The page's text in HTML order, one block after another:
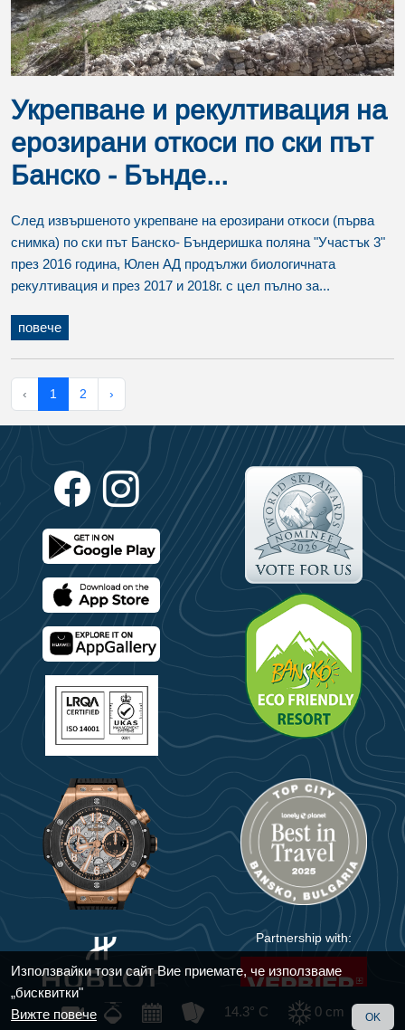
14.3° C 0 cm
Укрепване и рекултивация на
ерозирани откоси по ски път
Банско - Бънде...
След извършеното укрепване на ерозирани откоси (първа
снимка) по ски път Банско- Бъндеришка поляна "Участък 3"
през 2016 година, Юлен АД продължи биологичната
рекултивация и през 2017 и 2018г. с цел пълно за...
повече
‹ 1 2 ›
Partnership with:
Използвайки този сайт Вие приемате, че използваме
„бисквитки"
Вижте повече
OK